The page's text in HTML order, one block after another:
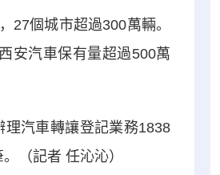
個城市超過300萬輛。
安汽車保有量超過500萬
汽車轉讓登記業務1838
（記者 任沁沁）